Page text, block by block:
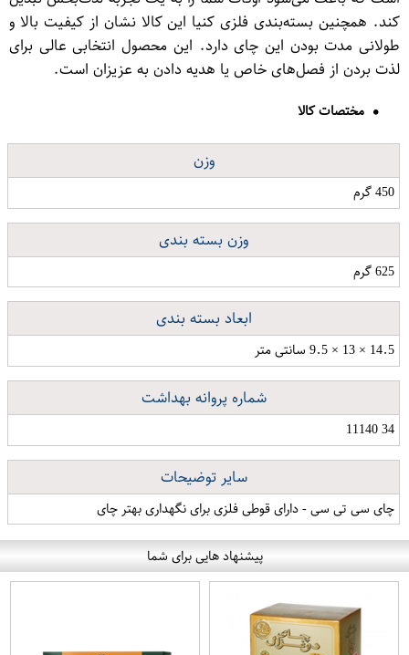
کند. همچنین بسته‌بندی فلزی کنیا این کالا نشان از کیفیت بالا و
طولانی مدت بودن این چای دارد. این محصول انتخابی عالی برای
لذت بردن از فصل‌های خاص یا هدیه دادن به عزیزان است.
مختصات کالا
وزن
450 گرم
وزن بسته بندی
625 گرم
ابعاد بسته بندی
14.5 × 13 × 9.5 سانتی متر
شماره پروانه بهداشت
34 11140
سایر توضیحات
چای سی تی سی - دارای قوطی فلزی برای نگهداری بهتر چای
پیشنهاد هایی برای شما